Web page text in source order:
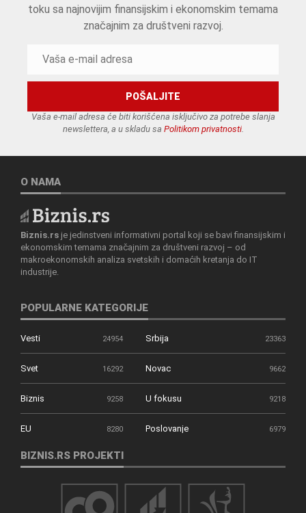
toku sa najnovijim finansijskim i ekonomskim temama
značajnim za društveni razvoj.
Vaša e-mail adresa će biti korišćena isključivo za potrebe slanja
newslettera, a u skladu sa Politikom privatnosti.
O NAMA
Biznis.rs je jedinstveni informativni portal koji se bavi finansijskim i
ekonomskim temama značajnim za društveni razvoj – od
makroekonomskih analiza svetskih i domaćih kretanja do IT
industrije.
POPULARNE KATEGORIJE
Vesti 24954 Srbija 23363
Svet 16292 Novac 9662
Biznis 9258 U fokusu 9218
EU 8280 Poslovanje 6979
BIZNIS.RS PROJEKTI